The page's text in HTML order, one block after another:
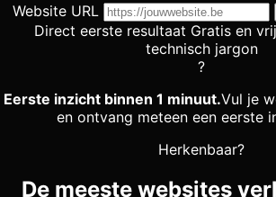
Website URL
Direct eerste resultaat Gratis en
technisch jargon
?
Eerste inzicht binnen 1 minuut.Vul je
en ontvang meteen een eerste
Herkenbaar?
De meeste websites